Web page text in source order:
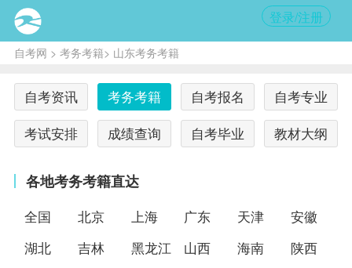
登录/注册
自考网 > 考务考籍> 山东考务考籍
自考资讯 考务考籍 自考报名
自考专业
考试安排
成绩查询 自考毕业 教材大纲
各地考务考籍直达
全国 北京 上海 广东 天津
安徽
湖北
吉林 黑龙江 山西 海南
陕西